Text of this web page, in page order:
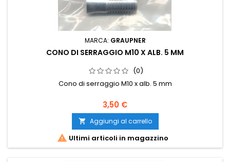
MARCA: GRAUPNER
CONO DI SERRAGGIO M10 X ALB. 5 MM
(0)
Cono di serraggio M10 x alb. 5 mm
3,50 €
 Aggiungi al carrello
 Ultimi articoli in magazzino